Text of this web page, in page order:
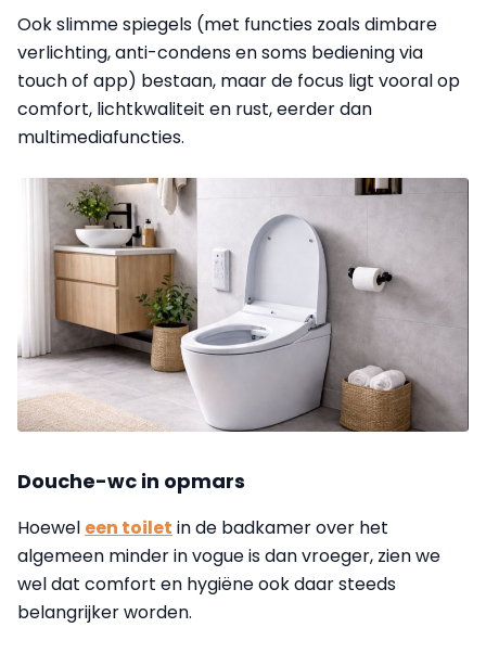
Ook slimme spiegels (met functies zoals dimbare
verlichting, anti-condens en soms bediening via
touch of app) bestaan, maar de focus ligt vooral op
comfort, lichtkwaliteit en rust, eerder dan
multimediafuncties.
Douche-wc in opmars
Hoewel een toilet in de badkamer over het
algemeen minder in vogue is dan vroeger, zien we
wel dat comfort en hygiëne ook daar steeds
belangrijker worden.